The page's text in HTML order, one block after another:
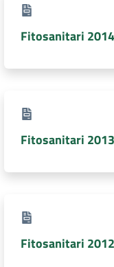
Fitosanitari 2014
Fitosanitari 2013
Fitosanitari 2012